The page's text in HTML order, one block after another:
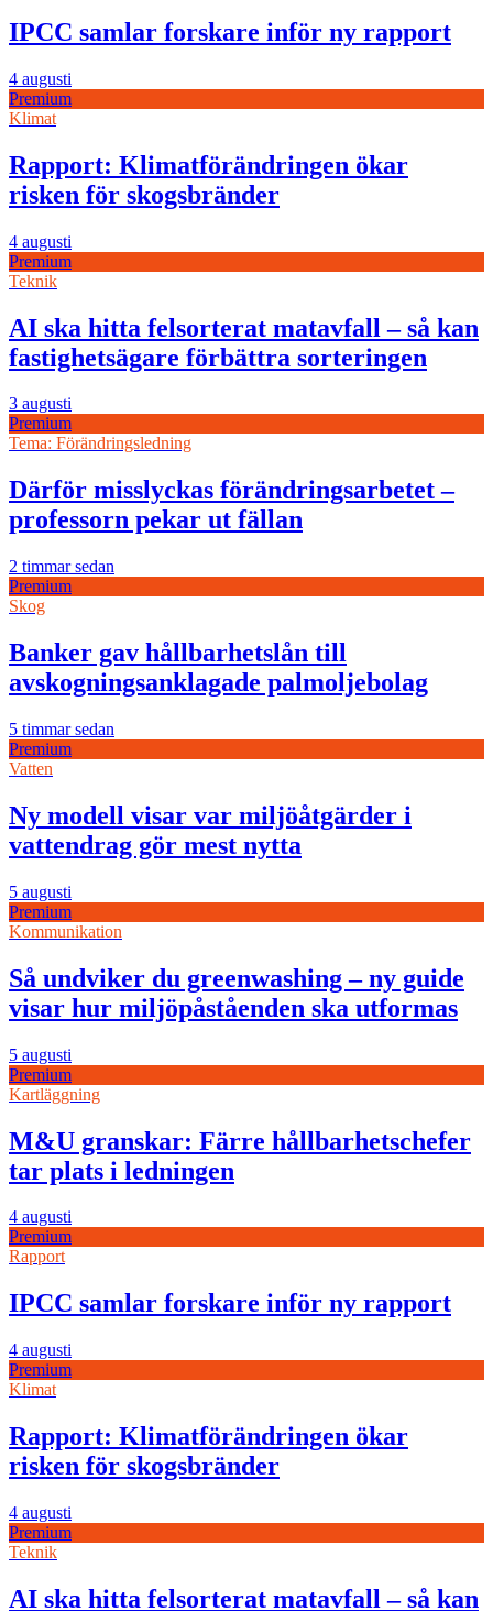
IPCC samlar forskare inför ny rapport
4 augusti
Premium
Klimat
Rapport: Klimatförändringen ökar
risken för skogsbränder
4 augusti
Premium
Teknik
AI ska hitta felsorterat matavfall – så kan
fastighetsägare förbättra sorteringen
3 augusti
Premium
Tema: Förändringsledning
Därför misslyckas förändringsarbetet –
professorn pekar ut fällan
2 timmar sedan
Premium
Skog
Banker gav hållbarhetslån till
avskogningsanklagade palmoljebolag
5 timmar sedan
Premium
Vatten
Ny modell visar var miljöåtgärder i
vattendrag gör mest nytta
5 augusti
Premium
Kommunikation
Så undviker du greenwashing – ny guide
visar hur miljöpåståenden ska utformas
5 augusti
Premium
Kartläggning
M&U granskar: Färre hållbarhetschefer
tar plats i ledningen
4 augusti
Premium
Rapport
IPCC samlar forskare inför ny rapport
4 augusti
Premium
Klimat
Rapport: Klimatförändringen ökar
risken för skogsbränder
4 augusti
Premium
Teknik
AI ska hitta felsorterat matavfall – så kan